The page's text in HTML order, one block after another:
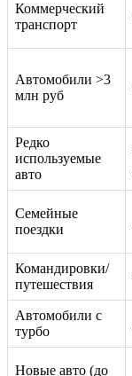
Коммерческий
транспорт
Автомобили >3
млн руб
Редко
используемые
авто
Семейные
поездки
Командировки/
путешествия
Автомобили с
турбо
Новые авто (до